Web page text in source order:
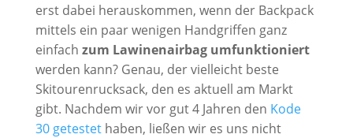
erst dabei herauskommen, wenn der Backpack
mittels ein paar wenigen Handgriffen ganz
einfach zum Lawinenairbag umfunktioniert
werden kann? Genau, der vielleicht beste
Skitourenrucksack, den es aktuell am Markt
gibt. Nachdem wir vor gut 4 Jahren den Kode
30 getestethaben, ließen wir es uns nicht